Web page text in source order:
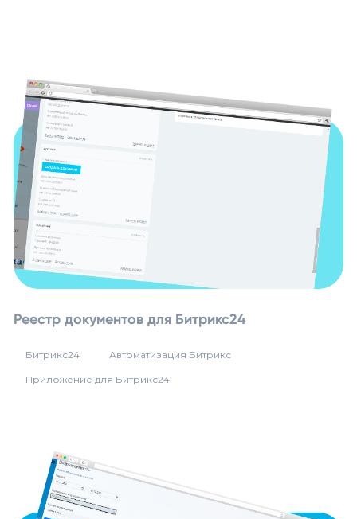
Реестр документов для Битрикс24
Битрикс24 Автоматизация Битрикс
Приложение для Битрикс24